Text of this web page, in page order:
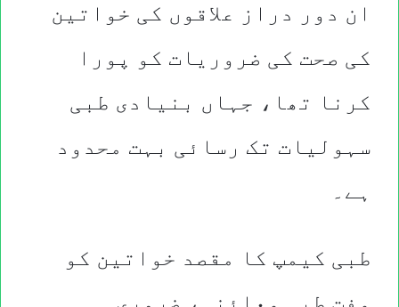
ان دور دراز علاقوں کی خواتین
کی صحت کی ضروریات کو پورا
کرنا تھا، جہاں بنیادی طبی
سہولیات تک رسائی بہت محدود
ہے۔
طبی کیمپ کا مقصد خواتین کو
مفت طبی معائنہ، ضروری